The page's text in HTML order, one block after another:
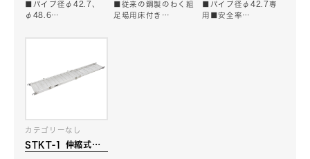
わく
■パイプ径φ42.7、
φ48.6…
■従来の鋼製のわく組
足場用床付き…
■パイプ径φ42.7専
用■安全率…
STKT-1 伸縮式仮
カテゴリーなし